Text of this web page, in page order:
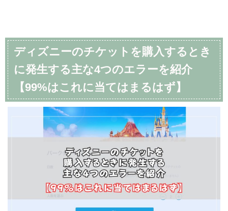
ディズニーのチケットを購入するとき
に発生する主な4つのエラーを紹介
【99%はこれに当てはまるはず】